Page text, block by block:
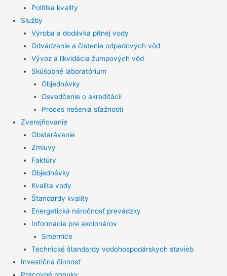
Politika kvality
Služby
Výroba a dodávka pitnej vody
Odvádzanie a čistenie odpadových vôd
Vývoz a likvidácia žumpových vôd
Skúšobné laboratórium
Objednávky
Osvedčenie o akreditácii
Proces riešenia sťažnosti
Zverejňovanie
Obstarávanie
Zmluvy
Faktúry
Objednávky
Kvalita vody
Štandardy kvality
Energetická náročnosť prevádzky
Informácie pre akcionárov
Smernice
Technické štandardy vodohospodárskych stavieb
Investičná činnosť